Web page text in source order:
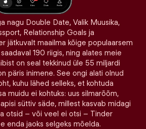
nagu Double Date, Valik Muusika,
Relationship Goals ja
jätkuvalt maailma kõige populaarsem
190 riigis, ning alates meie
on seal tekkinud üle 55 miljardi
päris inimene. See ongi alati olnud
kuhu lähed selleks, et kohtuda
muidu ei kohtuks: uus silmarõõm,
süttiv säde, millest kasvab midagi
otsid – või veel ei otsi – Tinder
enda jaoks selgeks mõelda.